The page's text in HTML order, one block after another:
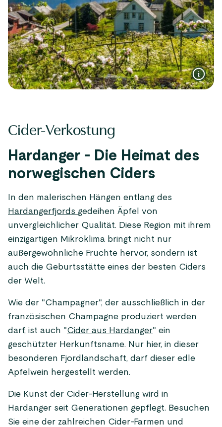
Cider-Verkostung
Hardanger - Die Heimat des
norwegischen Ciders
In den malerischen Hängen entlang des
Hardangerfjords gedeihen Äpfel von
unvergleichlicher Qualität. Diese Region mit ihrem
einzigartigen Mikroklima bringt nicht nur
außergewöhnliche Früchte hervor, sondern ist
auch die Geburtsstätte eines der besten Ciders
der Welt.
Wie der "Champagner", der ausschließlich in der
französischen Champagne produziert werden
darf, ist auch "Cider aus Hardanger" ein
geschützter Herkunftsname. Nur hier, in dieser
besonderen Fjordlandschaft, darf dieser edle
Apfelwein hergestellt werden.
Die Kunst der Cider-Herstellung wird in
Hardanger seit Generationen gepflegt. Besuchen
Sie eine der zahlreichen Cider-Farmen und